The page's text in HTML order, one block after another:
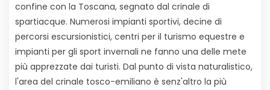
confine con la Toscana, segnato dal crinale di
spartiacque. Numerosi impianti sportivi, decine di
percorsi escursionistici, centri per il turismo equestre e
impianti per gli sport invernali ne fanno una delle mete
più apprezzate dai turisti. Dal punto di vista naturalistico,
l'area del crinale tosco-emiliano è senz'altro la più